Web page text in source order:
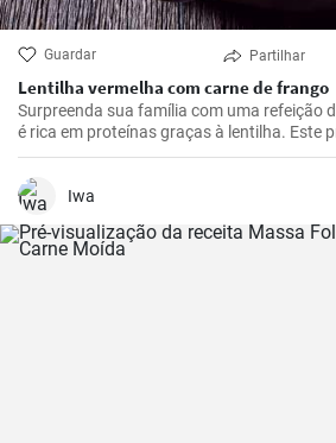
Guardar Partilhar
Lentilha vermelha com carne de frango
Surpreenda sua família com uma refeição
é rica em proteínas graças à lentilha. Este
de frango, batatas e tomates é a solução
almoço ou jantar.
Iwa